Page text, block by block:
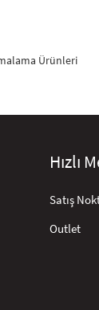
Ürünleri
Hızlı
Satış
Outlet